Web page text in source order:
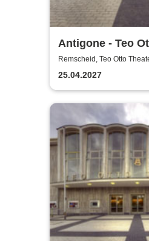
Antigone - Teo
Remscheid, Teo Otto
Remscheid
25.04.2027